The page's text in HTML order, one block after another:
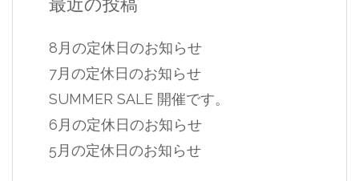
最近の投稿
8月の定休日のお知らせ
7月の定休日のお知らせ
SUMMER SALE 開催です。
6月の定休日のお知らせ
5月の定休日のお知らせ